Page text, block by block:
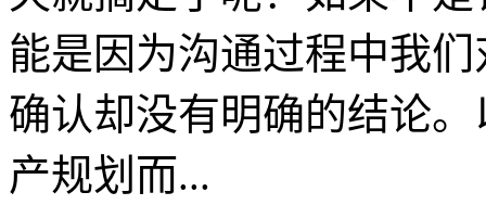
能是因为沟通过程中我
确认却没有明确的结论
产规划而...